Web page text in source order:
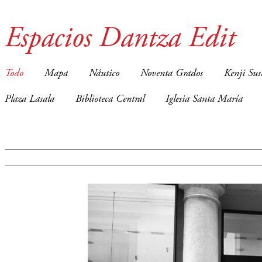
Espacios Dantza Edit
Todo Mapa Náutico Noventa Grados Kenji
Plaza Lasala Biblioteca Central Iglesia Santa María